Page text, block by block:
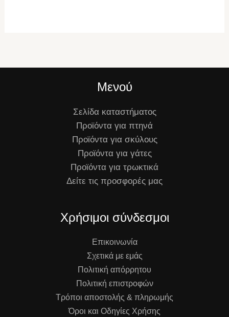
Μενού
Σελίδα καταστήματος
Προϊόντα για πτηνά
Προϊόντα για σκύλους
Προϊόντα για γάτες
Προϊόντα για τρωκτικά
Δείτε τις προσφορές μας
Χρήσιμοι σύνδεσμοι
Επικοινωνία
Σχετικά με εμάς
Πολιτική απόρρητου
Πολιτική επιστροφών
Τρόποι αποστολής & πληρωμής
Όροι και Οδηγίες Χρήσης